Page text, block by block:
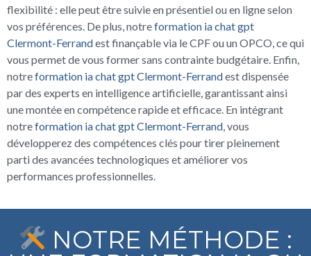
flexibilité : elle peut être suivie en présentiel ou en ligne selon
vos préférences. De plus, notreformation ia chat gpt
Clermont-Ferrandest finançable via le CPF ou un OPCO, ce qui
vous permet de vous former sans contrainte budgétaire. Enfin,
notreformation ia chat gpt Clermont-Ferrandest dispensée
par des experts en intelligence artificielle, garantissant ainsi
une montée en compétence rapide et efficace. En intégrant
notreformation ia chat gpt Clermont-Ferrand, vous
développerez des compétences clés pour tirer pleinement
parti des avancées technologiques et améliorer vos
performances professionnelles.
NOTRE MÉTHODE :